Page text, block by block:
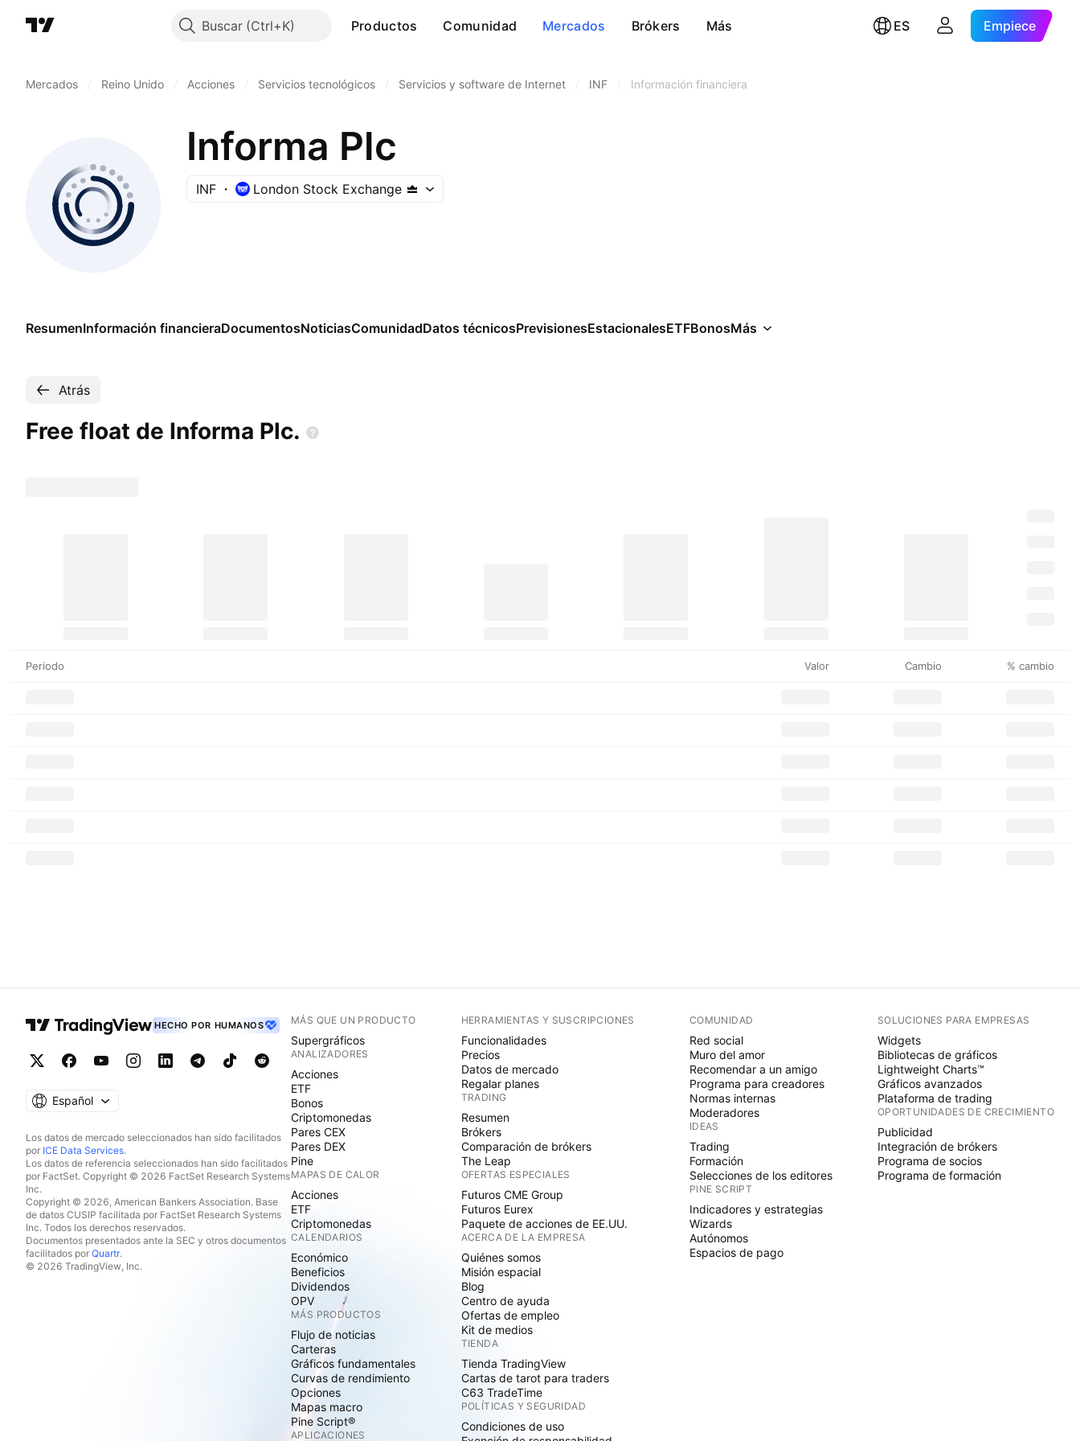
Buscar Productos Comunidad Mercados Brókers Más ES Empiece
Mercados Reino Unido Acciones Servicios tecnológicos Servicios y software de Internet INF Información financiera
Informa Plc
INF London Stock Exchange
ResumenInformación financieraDocumentosNoticiasComunidadDatos técnicosPrevisionesEstacionalesETFBonosMás
Atrás
Free float de Informa Plc.
Periodo Valor Cambio % cambio
HECHO POR HUMANOS
Español
Los datos de mercado seleccionados han sido facilitados
por ICE Data Services.
Los datos de referencia seleccionados han sido facilitados
por FactSet. Copyright © 2026 FactSet Research Systems
Inc.
Copyright © 2026, American Bankers Association. Base
de datos CUSIP facilitada por FactSet Research Systems
Inc. Todos los derechos reservados.
Documentos presentados ante la SEC y otros documentos
facilitados por Quartr.
© 2026 TradingView, Inc.
MÁS QUE UN PRODUCTO
Supergráficos
ANALIZADORES
Acciones
ETF
Bonos
Criptomonedas
Pares CEX
Pares DEX
Pine
MAPAS DE CALOR
Acciones
ETF
Criptomonedas
CALENDARIOS
Económico
Beneficios
Dividendos
OPV
MÁS PRODUCTOS
Flujo de noticias
Carteras
Gráficos fundamentales
Curvas de rendimiento
Opciones
Mapas macro
Pine Script®
APLICACIONES
HERRAMIENTAS Y SUSCRIPCIONES
Funcionalidades
Precios
Datos de mercado
Regalar planes
TRADING
Resumen
Brókers
Comparación de brókers
The Leap
OFERTAS ESPECIALES
Futuros CME Group
Futuros Eurex
Paquete de acciones de EE.UU.
ACERCA DE LA EMPRESA
Quiénes somos
Misión espacial
Blog
Centro de ayuda
Ofertas de empleo
Kit de medios
TIENDA
Tienda TradingView
Cartas de tarot para traders
C63 TradeTime
POLÍTICAS Y SEGURIDAD
Condiciones de uso
COMUNIDAD
Red social
Muro del amor
Recomendar a un amigo
Programa para creadores
Normas internas
Moderadores
IDEAS
Trading
Formación
Selecciones de los editores
PINE SCRIPT
Indicadores y estrategias
Wizards
Autónomos
Espacios de pago
SOLUCIONES PARA EMPRESAS
Widgets
Bibliotecas de gráficos
Lightweight Charts™
Gráficos avanzados
Plataforma de trading
OPORTUNIDADES DE CRECIMIENTO
Publicidad
Integración de brókers
Programa de socios
Programa de formación